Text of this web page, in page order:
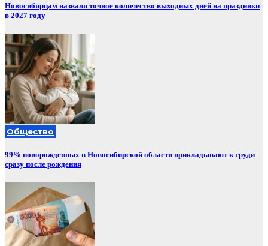
Новосибирцам назвали точное количество выходных дней на праздники
в 2027 году
Общество
99% новорожденных в Новосибирской области прикладывают к груди
сразу после рождения